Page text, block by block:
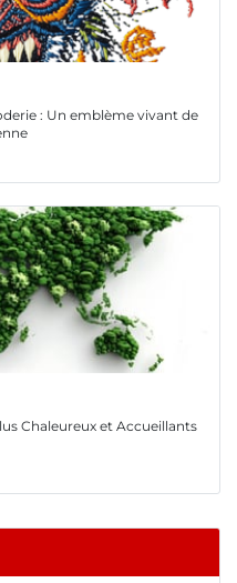
: Un emblème vivant de
Chaleureux et Accueillants